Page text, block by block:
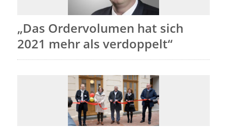
„Das Ordervolumen hat sich
2021 mehr als verdoppelt“